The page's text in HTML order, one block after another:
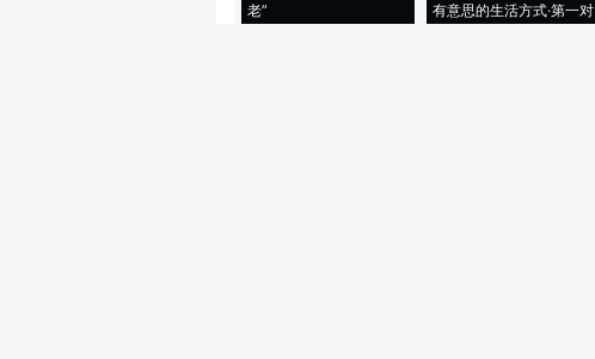
老”
有意思的生活方式·第一对